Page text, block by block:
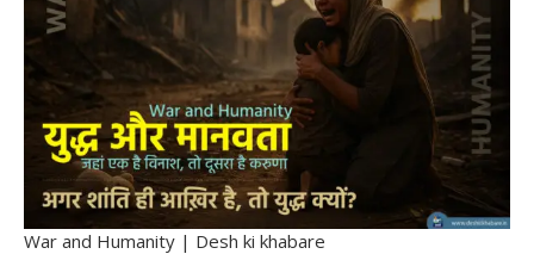
War and Humanity | Desh ki khabare